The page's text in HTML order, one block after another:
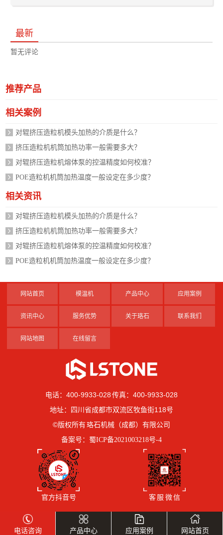
电话咨询 产品中心 应用案例 网站首页
最新
暂无评论
推荐产品
相关案例
对辊挤压造粒机模头加热的介质是什么？
挤压造粒机机筒加热功率一般需要多大？
对辊挤压造粒机熔体泵的控温精度如何校准？
POE造粒机机筒加热温度一般设定在多少度？
相关资讯
对辊挤压造粒机模头加热的介质是什么？
挤压造粒机机筒加热功率一般需要多大？
对辊挤压造粒机熔体泵的控温精度如何校准？
POE造粒机机筒加热温度一般设定在多少度？
网站首页 模温机 产品中心 应用案例
资讯中心 服务优势 关于珞石 联系我们
网站地图 在线留言
电话：400-9933-028 传真：400-9933-028
地址：四川省成都市双流区牧鱼街118号
©版权所有 珞石机械（成都）有限公司
备案号： 蜀ICP备2021003218号-4
官方抖音号 客 服 微 信